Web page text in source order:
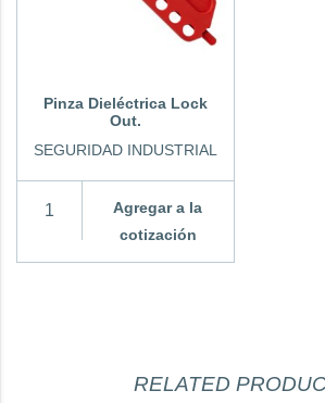
Pinza Dieléctrica Lock
Out.
SEGURIDAD INDUSTRIAL
Agregar a la
cotización
RELATED